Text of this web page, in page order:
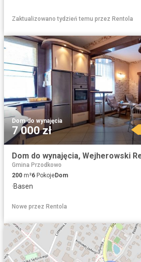
Zaktualizowano tydzień temu przez Rentola
Dom·do wynajęcia
7 000 zł
Gmina Przodkowo
200 m²6 PokojeDom
·Basen
Nowe przez Rentola